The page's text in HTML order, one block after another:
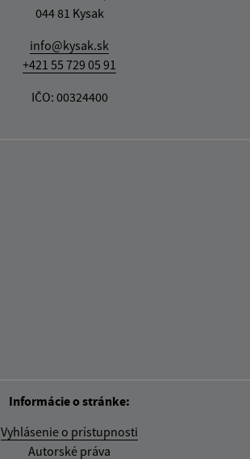
044 81 Kysak
info@kysak.sk
+421 55 729 05 91
IČO: 00324400
Informácie o stránke:
Vyhlásenie o prístupnosti
Autorské práva